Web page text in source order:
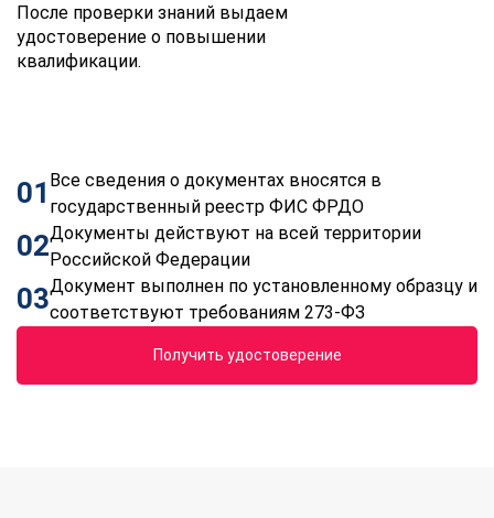
После проверки знаний выдаем
удостоверение о повышении
квалификации.
01 Все сведения о документах вносятся в
государственный реестр ФИС ФРДО
02Документы действуют на всей территории
Российской Федерации
03Документ выполнен по установленному образцу и
соответствуют требованиям 273-ФЗ
Получить удостоверение